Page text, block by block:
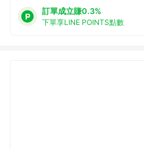
訂單成立賺0.3%
下單享LINE POINTS點數